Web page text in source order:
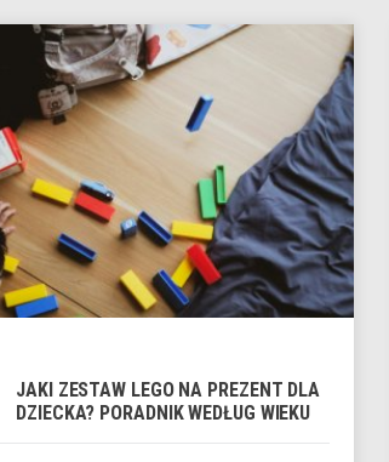
JAKI ZESTAW LEGO NA PREZENT DLA
DZIECKA? PORADNIK WEDŁUG WIEKU